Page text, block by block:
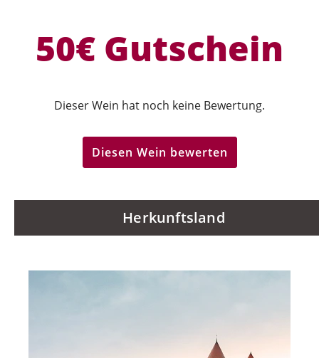
50€ Gutschein
Dieser Wein hat noch keine Bewertung.
Diesen Wein bewerten
Herkunftsland